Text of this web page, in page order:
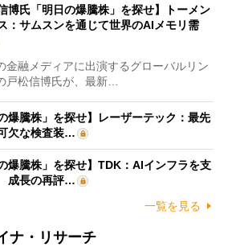
博氏「明日の爆騰株」を探せ】トーメン
：サムスンを通じて世界のAIメモリ需
融メディアに出演するグローバルリン
戸松信博氏が、最新…
爆騰株」を探せ】レーザーテック：最先
欠な検査装…
爆騰株」を探せ】TDK：AIインフラを支
成長の再評…
一覧を見る
ナ・リサーチ